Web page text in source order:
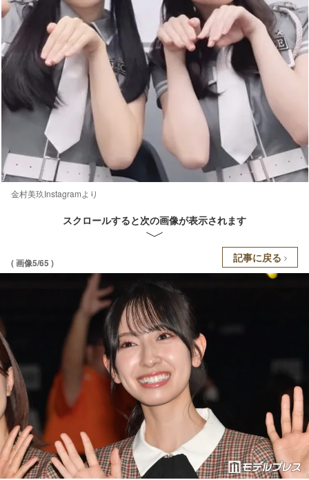
金村美玖Instagramより
スクロールすると次の画像が表示されます
( 画像5/65 ) 記事に戻る